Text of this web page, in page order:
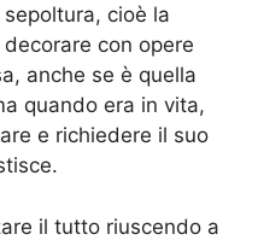
cioè la
con opere
anche se è quella
quando era in vita,
e richiedere il suo
il tutto riuscendo a